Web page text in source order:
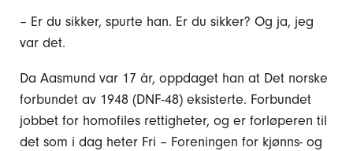
– Er du sikker, spurte han. Er du sikker? Og ja, jeg
var det.
Da Aasmund var 17 år, oppdaget han at Det norske
forbundet av 1948 (DNF-48) eksisterte. Forbundet
jobbet for homofiles rettigheter, og er forløperen til
det som i dag heter Fri – Foreningen for kjønns- og